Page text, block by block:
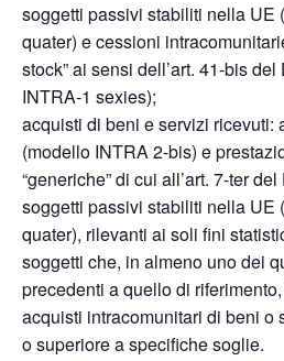
soggetti passivi stabiliti nella UE
quater) e cessioni
stock” ai sensi dell’art. 41-bis
INTRA-1 sexies);
acquisti di beni e servizi ricevuti:
(modello INTRA 2-bis) e
“generiche” di cui all’art. 7-ter
soggetti passivi stabiliti nella UE
quater), rilevanti ai soli fini
soggetti che, in almeno uno dei
precedenti a quello di
acquisti intracomunitari di beni o
o superiore a specifiche soglie.